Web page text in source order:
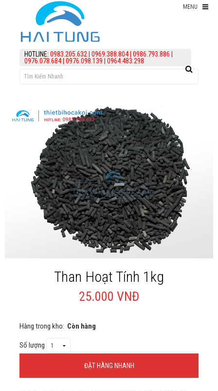
MENU
HOTLINE: 0983.205.632 0969.388.804| 0986.793.886
0976.078.684| 0976.098.139 0964.483.298
Than Hoạt Tính 1kg
25.000 VNĐ
Hàng trong kho: Còn hàng
Số lượng
ĐẶT HÀNG NHANH
Thiết bị hồ Koi
Thức ăn cho cá koi
Vi Sinh Hồ Koi
assign('article_categories',
article_categories_tree('0')); ?>
Làm lọc hồ koi
KIẾN THỨC
HỖ TRỢ
Giới thiệu
Liên Hệ